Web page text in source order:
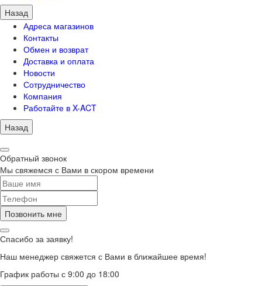
Назад
Адреса магазинов
Контакты
Обмен и возврат
Доставка и оплата
Новости
Сотрудничество
Компания
Работайте в X-ACT
Назад
Обратный звонок
Мы свяжемся с Вами в скором времени
Позвонить мне
Спасибо за заявку!
Наш менеджер свяжется с Вами в ближайшее время!
График работы с 9:00 до 18:00